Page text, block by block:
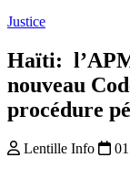
Justice
Haïti:
nouveau
procédure
Lentille Info